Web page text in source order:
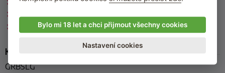
Baylis & Harding
Kosmetika bez parabenů
Kód produktu
GRBSLG
Bylo mi 18 let a chci přijmout všechny cookies
Nastavení cookies